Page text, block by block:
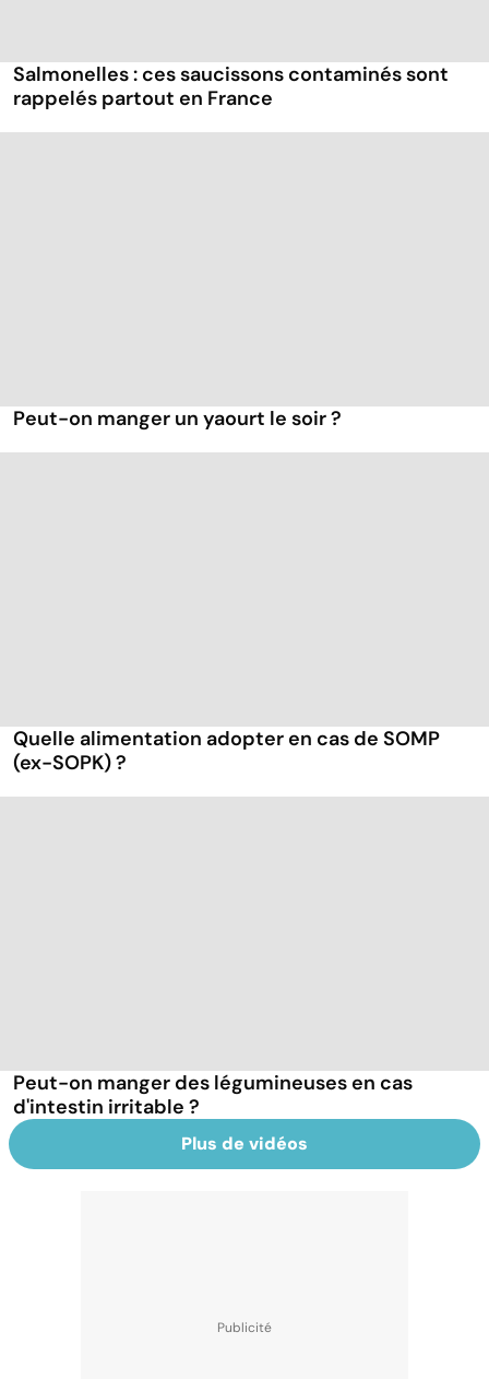
Salmonelles : ces saucissons contaminés sont
rappelés partout en France
Peut-on manger un yaourt le soir ?
Quelle alimentation adopter en cas de SOMP
(ex-SOPK) ?
Peut-on manger des légumineuses en cas
d'intestin irritable ?
Plus de vidéos